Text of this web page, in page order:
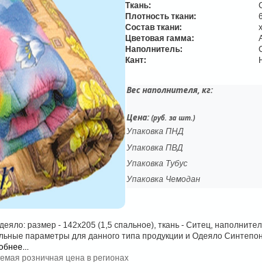
Ткань:
Плотность ткани:
Состав ткани:
Цветовая гамма:
Наполнитель:
Кант:
Вес наполнителя, кг:
Цена: (руб. за шт.)
Упаковка ПНД
Упаковка ПВД
Упаковка Тубус
Упаковка Чемодан
размер - 142х205 (1,5 спальное), ткань - Ситец,
параметры для данного типа продукции и Одеяло
розничная цена в регионах